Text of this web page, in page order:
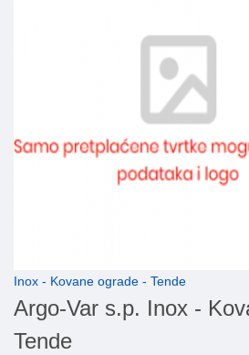
Inox - Kovane ograde - Tende
Argo-Var s.p. Inox -
Tende